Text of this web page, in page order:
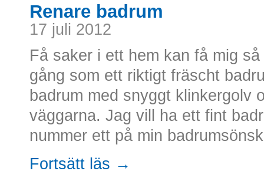
Renare badrum
17 juli 2012
Få saker i ett hem kan få mig
gång som ett riktigt fräscht
badrum med snyggt klinkergolv
väggarna. Jag vill ha ett fint
nummer ett på min
Fortsätt läs →